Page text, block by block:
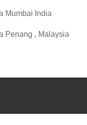
Mumbai India
Penang , Malaysia